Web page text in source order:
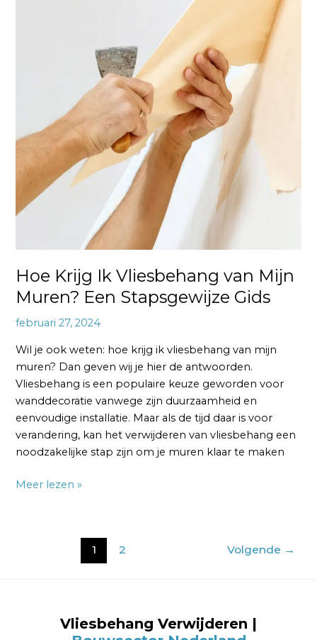
Hoe Krijg Ik Vliesbehang van Mijn
Muren? Een Stapsgewijze Gids
februari 27, 2024
Wil je ook weten: hoe krijg ik vliesbehang van mijn
muren? Dan geven wij je hier de antwoorden.
Vliesbehang is een populaire keuze geworden voor
wanddecoratie vanwege zijn duurzaamheid en
eenvoudige installatie. Maar als de tijd daar is voor
verandering, kan het verwijderen van vliesbehang een
noodzakelijke stap zijn om je muren klaar te maken
Stapsgewijze
Meer lezen »
1 2 Volgende →
Vliesbehang Verwijderen |